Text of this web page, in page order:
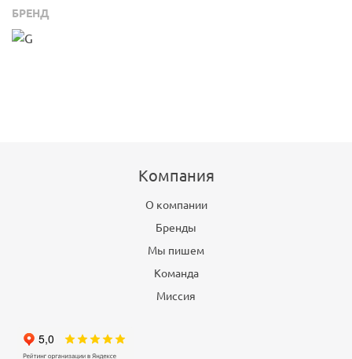
БРЕНД
Компания
О компании
Бренды
Мы пишем
Команда
Миссия